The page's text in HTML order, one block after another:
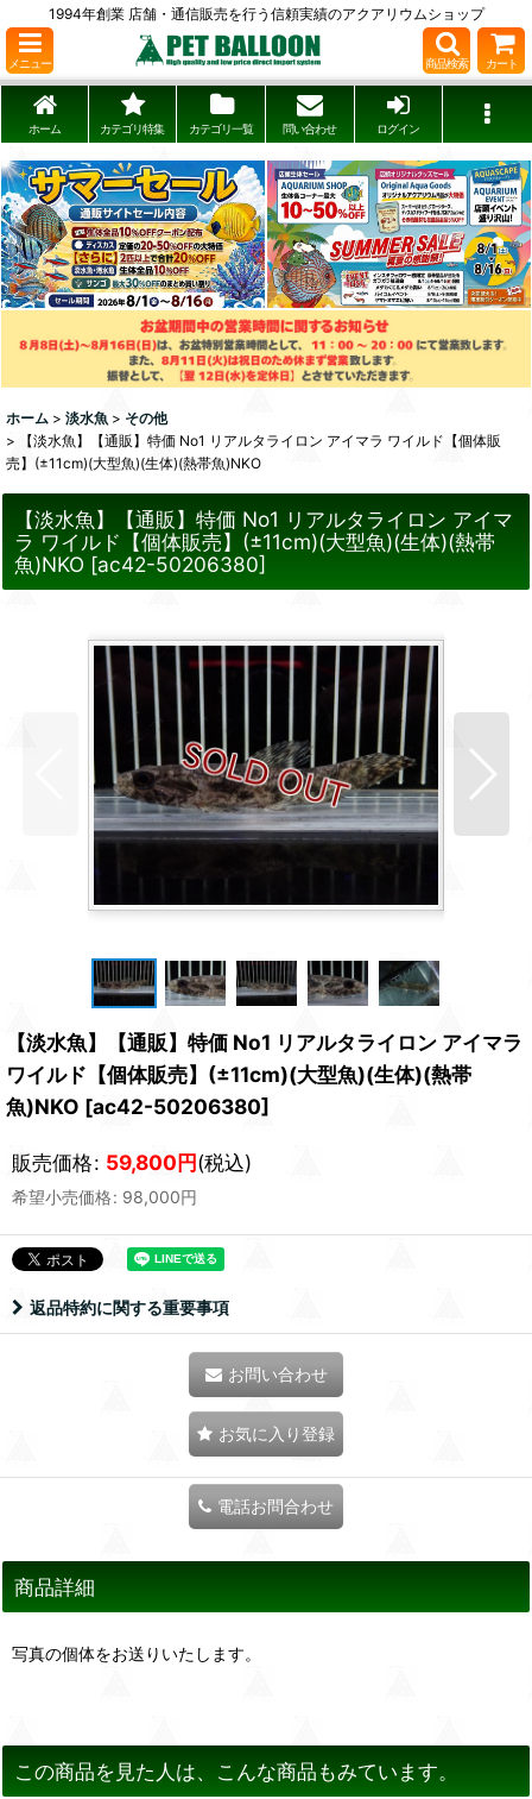
1994年創業 店舗・通信販売を行う信頼実績のアクアリウムショップ
メニュー 商品検索 カート
ホーム カテゴリ特集 カテゴリ一覧 問い合わせ ログイン
ホーム > 淡水魚 > その他
>
【淡水魚】【通販】特価 No1 リアルタライロン アイマラ ワイルド【個体販
売】(±11cm)(大型魚)(生体)(熱帯魚)NKO
【淡水魚】【通販】特価 No1 リアルタライロン アイマ
ラ ワイルド【個体販売】(±11cm)(大型魚)(生体)(熱帯
魚)NKO [ac42-50206380]
【淡水魚】【通販】特価 No1 リアルタライロン アイマラ
ワイルド【個体販売】(±11cm)(大型魚)(生体)(熱帯
魚)NKO [ac42-50206380]
販売価格: 59,800円(税込)
希望小売価格: 98,000円
返品特約に関する重要事項
お問い合わせ
お気に入り登録
電話お問合わせ
商品詳細
写真の個体をお送りいたします。
この商品を見た人は、こんな商品もみています。